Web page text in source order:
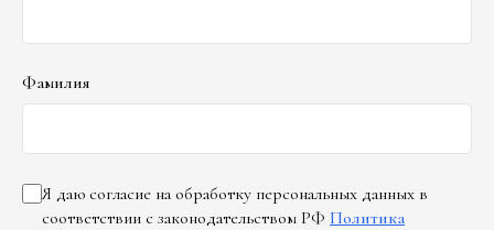
Фамилия
Я даю согласие на обработку персональных данных в
соответствии с законодательством РФ Политика